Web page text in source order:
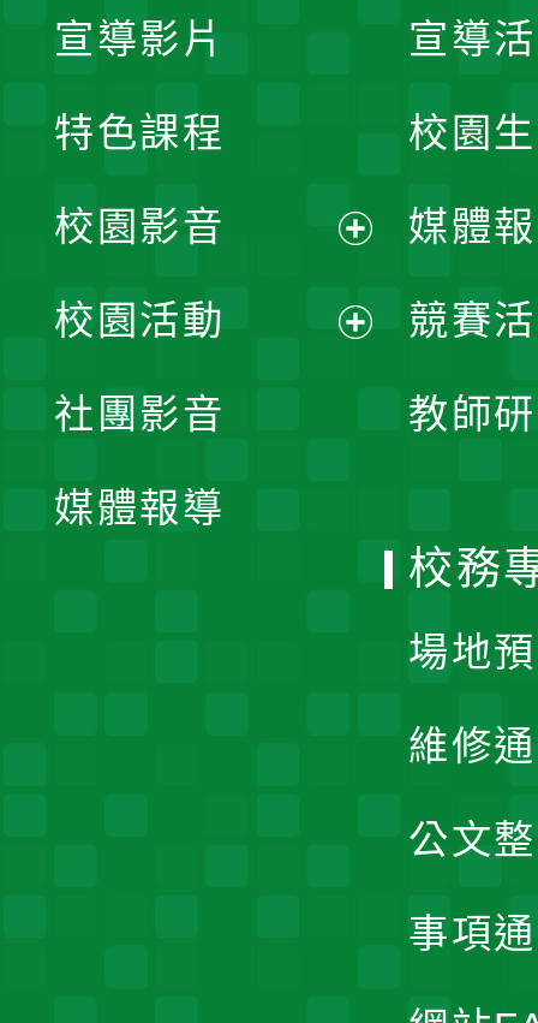
宣導
校園
媒體
競賽
教師
宣導影片
特色課程
校園影音
開
校園活動
社團影音
媒體報導
校務
場地
維修
公文
事項